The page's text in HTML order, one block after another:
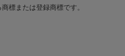
標または登録商標です。